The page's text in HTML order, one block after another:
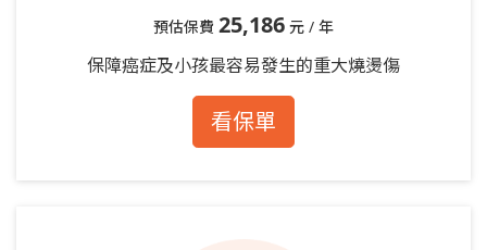
預估保費 25,186 元 / 年
保障癌症及小孩最容易發生的重大燒燙傷
看保單